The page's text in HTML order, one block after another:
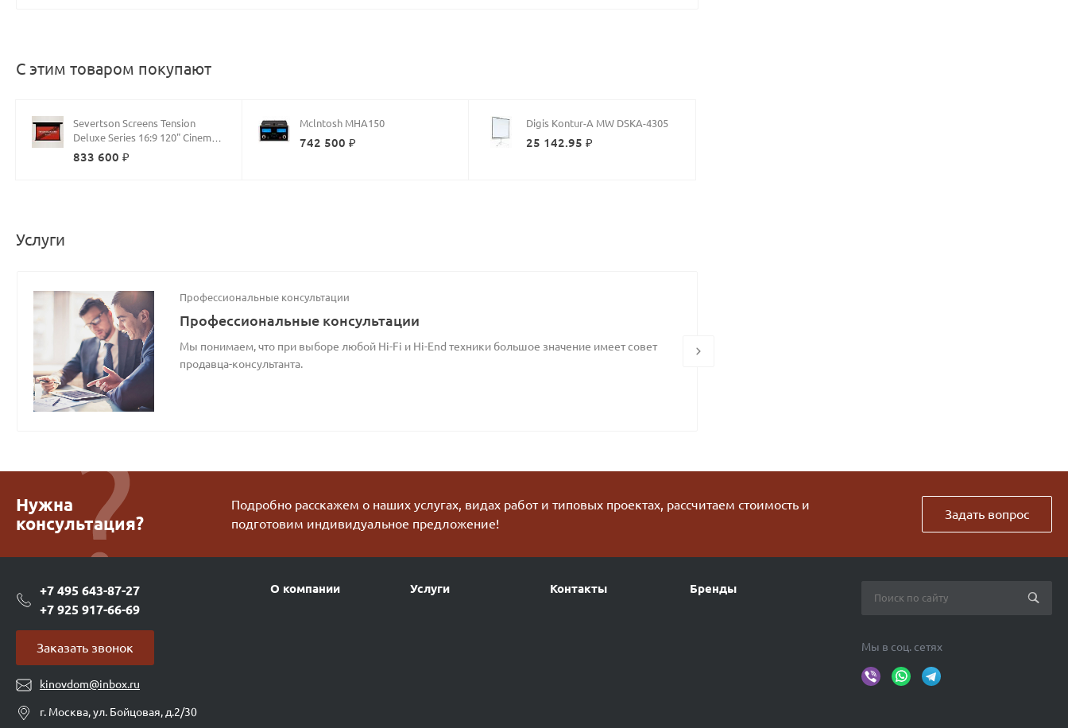
С этим товаром покупают
Severtson Screens Tension
Deluxe Series 16:9 120" Cinema
White MicroPerf
833 600 ₽
Mclntosh MHA150
742 500 ₽
Digis Kontur-A MW DSKA-4305
25 142.95 ₽
Услуги
Профессиональные консультации
Профессиональные консультации
Мы понимаем, что при выборе любой Hi-Fi и Hi-End техники большое значение имеет совет
продавца-консультанта.
Нужна
консультация?
Подробно расскажем о наших услугах, видах работ и типовых проектах, рассчитаем стоимость и
подготовим индивидуальное предложение!
Задать вопрос
+7 495 643-87-27
+7 925 917-66-69
Заказать звонок
kinovdom@inbox.ru
г. Москва, ул. Бойцовая, д.2/30
О компании Услуги Контакты Бренды
Мы в соц. сетях